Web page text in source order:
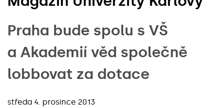
Praha bude spolu s VŠ
a Akademií věd společně
lobbovat za dotace
středa 4. prosince 2013